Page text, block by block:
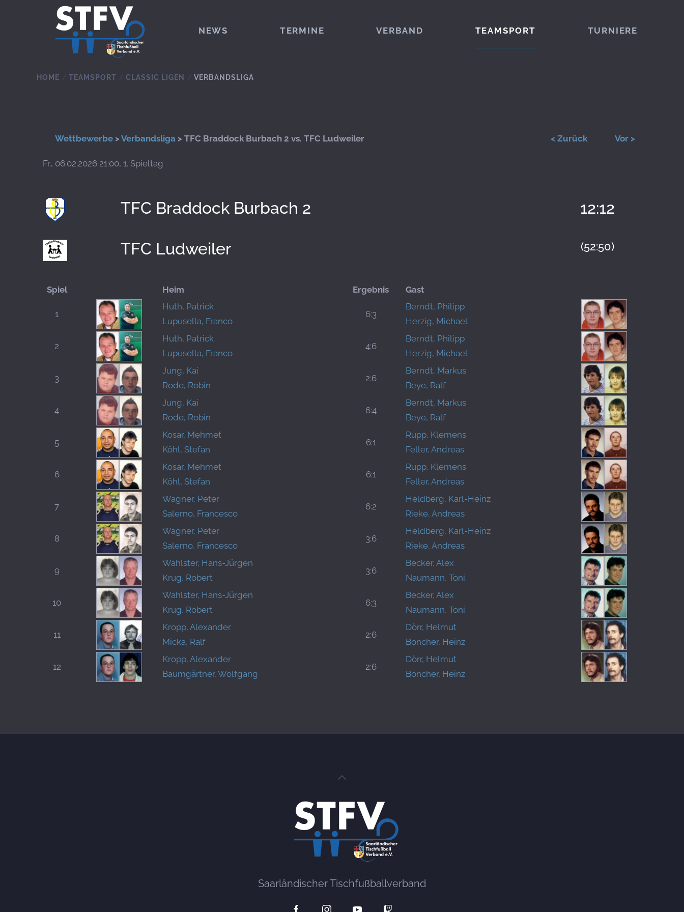
Zum Hauptinhalt springen
NEWS TERMINE VERBAND TEAMSPORT TURNIERE
HOME TEAMSPORT CLASSIC LIGEN VERBANDSLIGA
Wettbewerbe >Verbandsliga > TFC Braddock Burbach 2 vs. TFC Ludweiler < Zurück Vor >
Fr., 06.02.2026 21:00, 1. Spieltag
TFC Braddock Burbach 2 12:12
(52:50)
TFC Ludweiler
Spiel Heim Ergebnis Gast
1
Huth, Patrick
Lupusella, Franco
6:3
Berndt, Philipp
Herzig, Michael
2
Huth, Patrick
Lupusella, Franco
4:6
Berndt, Philipp
Herzig, Michael
3
Jung, Kai
Rode, Robin
2:6
Berndt, Markus
Beye, Ralf
4
Jung, Kai
Rode, Robin
6:4
Berndt, Markus
Beye, Ralf
5
Kosar, Mehmet
Köhl, Stefan
6:1
Rupp, Klemens
Feller, Andreas
6
Kosar, Mehmet
Köhl, Stefan
6:1
Rupp, Klemens
Feller, Andreas
7
Wagner, Peter
Salerno, Francesco
6:2
Heldberg, Karl-Heinz
Rieke, Andreas
8
Wagner, Peter
Salerno, Francesco
3:6
Heldberg, Karl-Heinz
Rieke, Andreas
9
Wahlster, Hans-Jürgen
Krug, Robert
3:6
Becker, Alex
Naumann, Toni
10
Wahlster, Hans-Jürgen
Krug, Robert
6:3
Becker, Alex
Naumann, Toni
11
Kropp, Alexander
Micka, Ralf
2:6
Dörr, Helmut
Boncher, Heinz
12
Kropp, Alexander
Baumgärtner, Wolfgang
2:6
Dörr, Helmut
Boncher, Heinz
Saarländischer Tischfußballverband